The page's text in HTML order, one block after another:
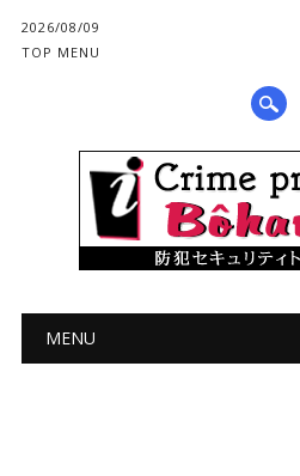
2026/08/09
TOP MENU
メインメニュー
MENU